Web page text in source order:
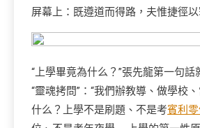
屏幕上：既遵道而得路，夫惟捷徑以
“上學畢竟為什么？”張先龍第一句話
“靈魂拷問”：“我們辦教導、做學校
什么？上學不是刷題、不是考賓利